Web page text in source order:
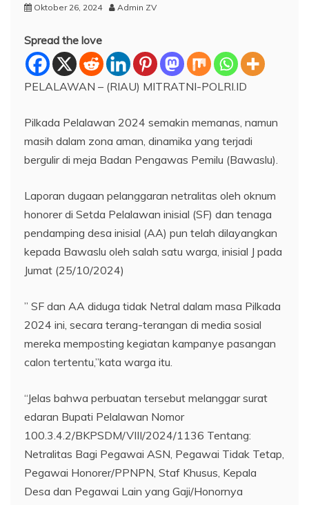
Oktober 26, 2024 Admin ZV
Spread the love
PELALAWAN – (RIAU) MITRATNI-POLRI.ID
Pilkada Pelalawan 2024 semakin memanas, namun
masih dalam zona aman, dinamika yang terjadi
bergulir di meja Badan Pengawas Pemilu (Bawaslu).
Laporan dugaan pelanggaran netralitas oleh oknum
honorer di Setda Pelalawan inisial (SF) dan tenaga
pendamping desa inisial (AA) pun telah dilayangkan
kepada Bawaslu oleh salah satu warga, inisial J pada
Jumat (25/10/2024)
” SF dan AA diduga tidak Netral dalam masa Pilkada
2024 ini, secara terang-terangan di media sosial
mereka memposting kegiatan kampanye pasangan
calon tertentu,”kata warga itu.
“Jelas bahwa perbuatan tersebut melanggar surat
edaran Bupati Pelalawan Nomor
100.3.4.2/BKPSDM/VIII/2024/1136 Tentang:
Netralitas Bagi Pegawai ASN, Pegawai Tidak Tetap,
Pegawai Honorer/PPNPN, Staf Khusus, Kepala
Desa dan Pegawai Lain yang Gaji/Honornya